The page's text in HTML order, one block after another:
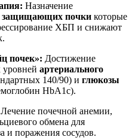
Назначение
защищающих почки которые
ХБП и снижают
почек»: Достижение
артериального
140/90) и глюкозы
HbA1c).
Лечение почечной анемии,
обмена для
и поражения сосудов.